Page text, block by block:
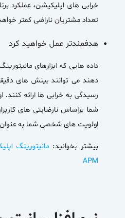
خرابی های اپلیکیشن، عملکرد
تعداد مشتریان ناراضی کمتر
هدفمندتر عمل خواهید کرد
داده هایی که ابزارهای
دهند می توانند بینش های
رسیدگی به خرابی ها ارائه
شما براساس نارضایتی های
اولویت های شخصی شما به
بیشتر بخوانید:
APM